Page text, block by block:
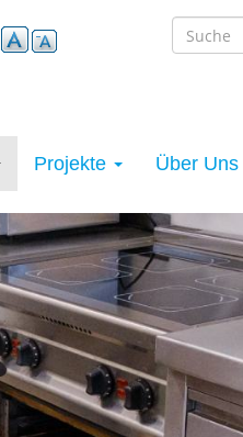
Projekte Über Uns